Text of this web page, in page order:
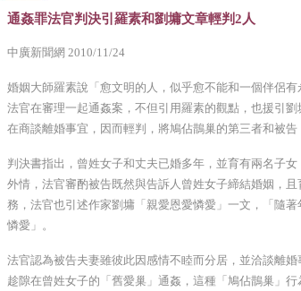
通姦罪法官判決引羅素和劉墉文章輕判2人
中廣新聞網 2010/11/24
婚姻大師羅素說「愈文明的人，似乎愈不能和一個伴侶
法官在審理一起通姦案，不但引用羅素的觀點，也援引
在商談離婚事宜，因而輕判，將鳩佔鵲巢的第三者和被
判決書指出，曾姓女子和丈夫已婚多年，並育有兩名子
外情，法官審酌被告既然與告訴人曾姓女子締結婚姻，
務，法官也引述作家劉墉「親愛恩愛憐愛」一文，「隨
憐愛」。
法官認為被告夫妻雖彼此因感情不睦而分居，並洽談離
趁隙在曾姓女子的「舊愛巢」通姦，這種「鳩佔鵲巢」